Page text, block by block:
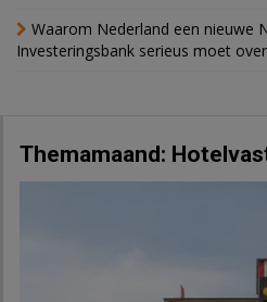
Waarom Nederland een nieuwe
Investeringsbank serieus moet
Themamaand: